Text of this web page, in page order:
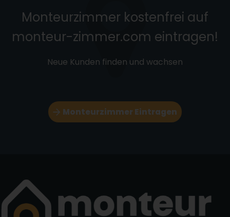
Monteurzimmer kostenfrei auf
monteur-zimmer.com eintragen!
Neue Kunden finden und wachsen
Monteurzimmer Eintragen